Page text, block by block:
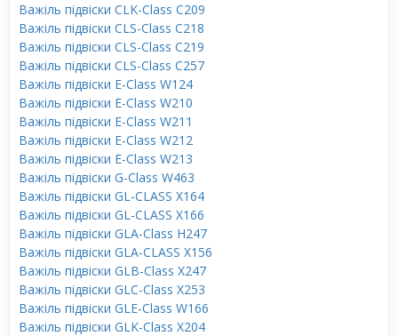
Важіль підвіски CLK-Class C209
Важіль підвіски CLS-Class C218
Важіль підвіски CLS-Class C219
Важіль підвіски CLS-Class C257
Важіль підвіски E-Class W124
Важіль підвіски E-Class W210
Важіль підвіски E-Class W211
Важіль підвіски E-Class W212
Важіль підвіски E-Class W213
Важіль підвіски G-Class W463
Важіль підвіски GL-CLASS X164
Важіль підвіски GL-CLASS X166
Важіль підвіски GLA-Class H247
Важіль підвіски GLA-CLASS X156
Важіль підвіски GLB-Class X247
Важіль підвіски GLC-Class X253
Важіль підвіски GLE-Class W166
Важіль підвіски GLK-Class X204